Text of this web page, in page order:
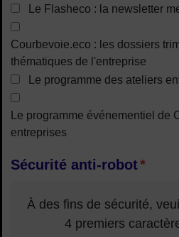
Le Flasheco : la newsletter
Courbevoie.eco : les dossiers
thématiques de l'entreprise
Le programme des ateliers
Le programme événementiel de
entreprises
Sécurité anti-robot*
À des fins de sécurité,
4 premiers